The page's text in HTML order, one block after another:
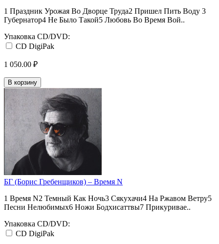
1 Праздник Урожая Во Дворце Труда2 Пришел Пить Воду 3
Губернатор4 Не Было Такой5 Любовь Во Время Вой..
Упаковка CD/DVD:
CD DigiPak
1 050.00 ₽
В корзину
БГ (Борис Гребенщиков) ‎– Время N
1 Время N2 Темный Как Ночь3 Сякухачи4 На Ржавом Ветру5
Песни Нелюбимых6 Ножи Бодхисаттвы7 Прикуривае..
Упаковка CD/DVD:
CD DigiPak